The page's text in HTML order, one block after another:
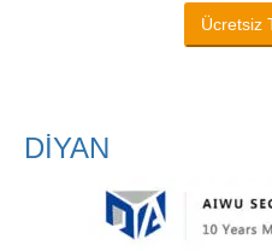
Ücretsiz
DİYAN